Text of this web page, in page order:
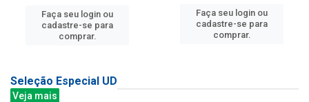
Faça seu login ou
cadastre-se para
comprar.
Faça seu login ou
cadastre-se para
comprar.
Seleção Especial UD
Veja mais